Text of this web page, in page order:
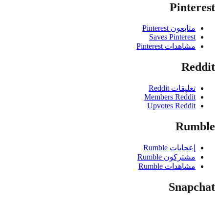
متابعون Pinterest
Saves Pinterest
مشاهدات Pinterest
تعليقات Reddit
Members Reddit
Upvotes Reddit
إعجابات Rumble
مشتركون Rumble
مشاهدات Rumble